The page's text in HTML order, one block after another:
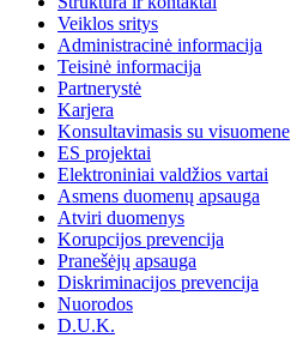
Veiklos sritys
Administracinė informacija
Teisinė informacija
Partnerystė
Karjera
Konsultavimasis su visuomene
ES projektai
Elektroniniai valdžios vartai
Asmens duomenų apsauga
Atviri duomenys
Korupcijos prevencija
Pranešėjų apsauga
Diskriminacijos prevencija
Nuorodos
D.U.K.